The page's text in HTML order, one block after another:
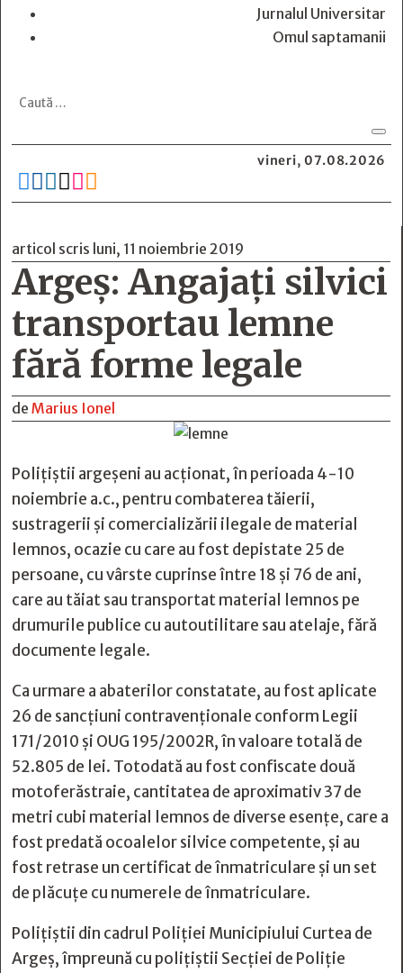
Jurnalul Universitar
Omul saptamanii
vineri, 07.08.2026
     
articol scris luni, 11 noiembrie 2019
Argeș: Angajați silvici
transportau lemne
fără forme legale
de Marius Ionel
Poliţiştii argeşeni au acţionat, în perioada 4-10
noiembrie a.c., pentru combaterea tăierii,
sustragerii și comercializării ilegale de material
lemnos, ocazie cu care au fost depistate 25 de
persoane, cu vârste cuprinse între 18 și 76 de ani,
care au tăiat sau transportat material lemnos pe
drumurile publice cu autoutilitare sau atelaje, fără
documente legale.
Ca urmare a abaterilor constatate, au fost aplicate
26 de sancțiuni contravenționale conform Legii
171/2010 și OUG 195/2002R, în valoare totală de
52.805 de lei. Totodată au fost confiscate două
motoferăstraie, cantitatea de aproximativ 37 de
metri cubi material lemnos de diverse esenţe, care a
fost predată ocoalelor silvice competente, și au
fost retrase un certificat de înmatriculare și un set
de plăcuțe cu numerele de înmatriculare.
Polițiștii din cadrul Poliţiei Municipiului Curtea de
Argeş, împreună cu poliţiştii Secţiei de Poliţie